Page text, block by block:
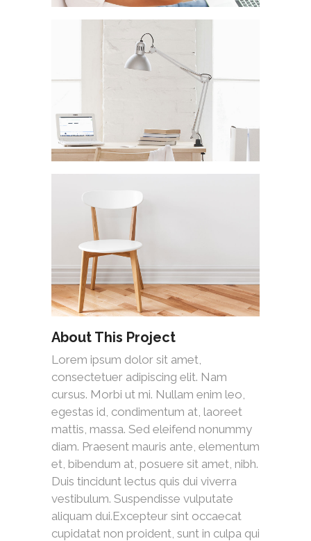
About This Project
Lorem ipsum dolor sit amet,
consectetuer adipiscing elit. Nam
cursus. Morbi ut mi. Nullam enim leo,
egestas id, condimentum at, laoreet
mattis, massa. Sed eleifend nonummy
diam. Praesent mauris ante, elementum
et, bibendum at, posuere sit amet, nibh.
Duis tincidunt lectus quis dui viverra
vestibulum. Suspendisse vulputate
aliquam dui.Excepteur sint occaecat
cupidatat non proident, sunt in culpa qui